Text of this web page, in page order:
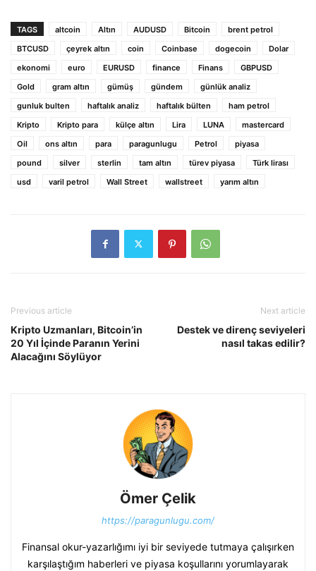
TAGS altcoin Altın AUDUSD Bitcoin
brent petrol
BTCUSD
çeyrek altın coin Coinbase dogecoin
Dolar
ekonomi
euro EURUSD finance Finans
GBPUSD
Gold
gram altın gümüş gündem
günlük analiz
gunluk bulten
haftalık analiz haftalık bülten
ham petrol
Kripto
Kripto para külçe altın Lira LUNA
mastercard
Oil
ons altın para paragunlugu Petrol
piyasa
pound
silver sterlin tam altın türev piyasa
Türk lirası
usd
varil petrol Wall Street wallstreet yarım altın
Previous article
Kripto Uzmanları, Bitcoin’in
20 Yıl İçinde Paranın Yerini
Alacağını Söylüyor
Next article
Destek ve direnç seviyeleri
nasıl takas edilir?
Ömer Çelik
https://paragunlugu.com/
Finansal okur-yazarlığımı iyi bir seviyede tutmaya çalışırken
karşılaştığım haberleri ve piyasa koşullarını yorumlayarak